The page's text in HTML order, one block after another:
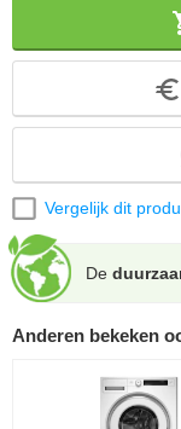
Vergelijk dit
De
Anderen bekeken